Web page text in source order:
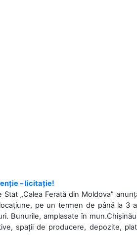
– licitație!
Stat „Calea Ferată din Moldova”
pe un termen de până la 3
Bunurile, amplasate în
spații de producere, depozite,